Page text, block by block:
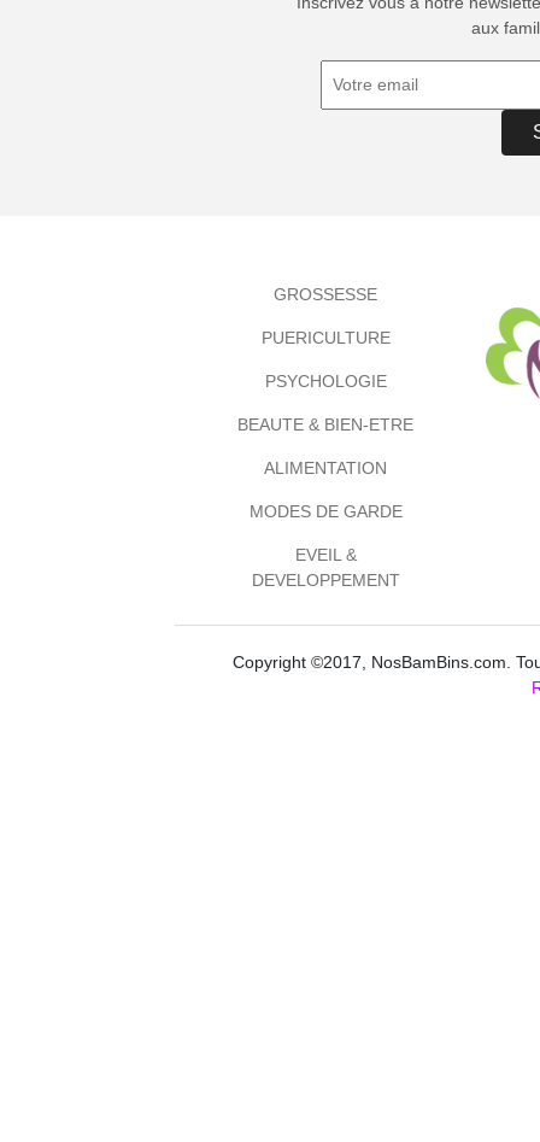
aux
GROSSESSE
PUERICULTURE
PSYCHOLOGIE
BEAUTE & BIEN-ETRE
ALIMENTATION
MODES DE GARDE
EVEIL &
DEVELOPPEMENT
Copyright ©2017, NosBamBins.com.